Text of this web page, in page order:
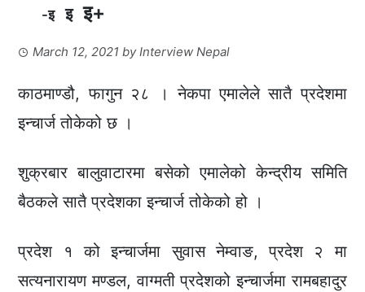
-इ इ इ+
March 12, 2021 byInterview Nepal
काठमाण्डौ, फागुन २८ । नेकपा एमालेले सातै प्रदेशमा
इन्‍चार्ज तोकेको छ ।
शुक्रबार बालुवाटारमा बसेको एमालेको केन्‍द्रीय समिति
बैठकले सातै प्रदेशका इन्‍चार्ज तोकेको हो ।
प्रदेश १ को इन्‍चार्जमा सुवास नेम्वाङ, प्रदेश २ मा
सत्यनारायण मण्डल, वाग्‍मती प्रदेशको इन्चार्जमा रामबहादुर